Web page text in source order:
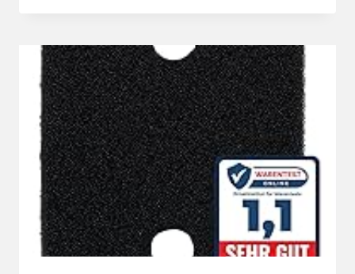
SCHWAMMFILTER
FÜR
WÄRMEPUMPE
TROCKNER
WÄRMEPUMPENTROCKNER
FILTER
SCHAUMFILTE…